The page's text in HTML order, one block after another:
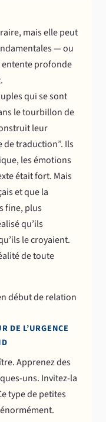
mais elle peut
— ou
entente profonde
qui se sont
le tourbillon de
leur
de traduction”. Ils
les émotions
était fort. Mais
et que la
fine, plus
qu’ils
le croyaient.
de toute
début de relation
DE L’URGENCE
Apprenez des
uns. Invitez-la
type de petites